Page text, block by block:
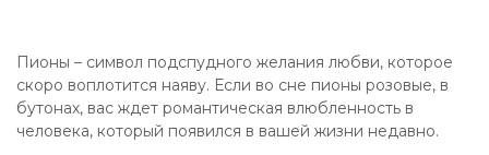
Пионы – символ подспудного желания любви, которое
скоро воплотится наяву. Если во сне пионы розовые, в
бутонах, вас ждет романтическая влюбленность в
человека, который появился в вашей жизни недавно.